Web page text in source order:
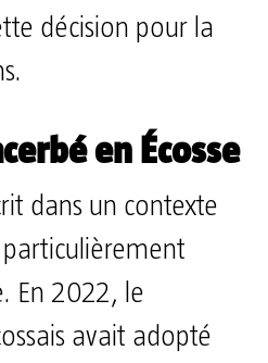
décision pour la
en Écosse
dans un contexte
En 2022, le
avait adopté